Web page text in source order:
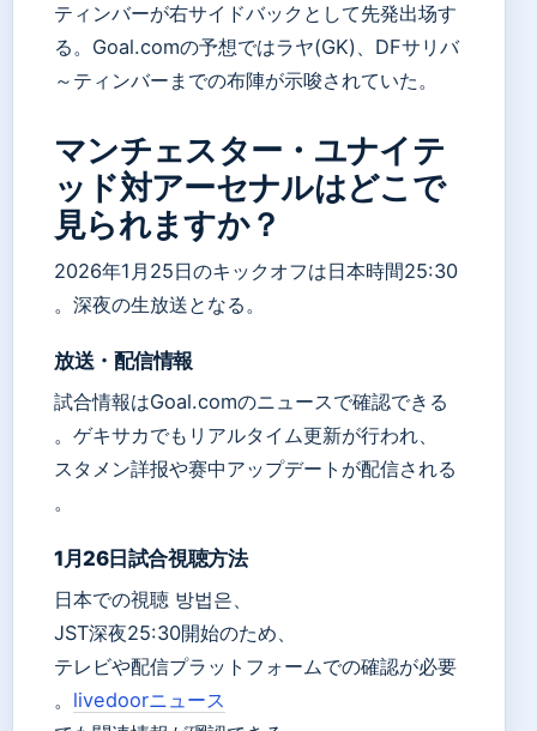
ティンバーが右サイドバックとして先発出场す
る。Goal.comの予想ではラヤ(GK)、DFサリバ
～ティンバーまでの布陣が示唆されていた。
マンチェスター・ユナイテ
ッド対アーセナルはどこで
見られますか？
2026年1月25日のキックオフは日本時間25:30
。深夜の生放送となる。
放送・配信情報
試合情報はGoal.comのニュースで確認できる
。ゲキサカでもリアルタイム更新が行われ、
スタメン詳报や赛中アップデートが配信される
。
1月26日試合視聴方法
日本での視聴 방법은、
JST深夜25:30開始のため、
テレビや配信プラットフォームでの確認が必要
。 livedoorニュース